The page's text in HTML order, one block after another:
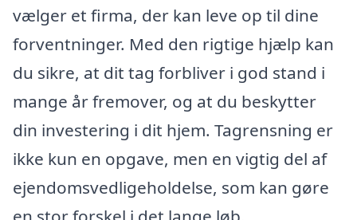
vælger et firma, der kan leve op til dine
forventninger. Med den rigtige hjælp kan
du sikre, at dit tag forbliver i god stand i
mange år fremover, og at du beskytter
din investering i dit hjem. Tagrensning er
ikke kun en opgave, men en vigtig del af
ejendomsvedligeholdelse, som kan gøre